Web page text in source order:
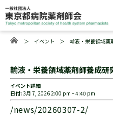
＞ イベント ＞ 輸液・栄養領域薬
輸液・栄養領域薬剤師養成研
イベント詳細
日付:3月 7, 2026 2:00 pm –4:40 pm
/news/20260307-2/